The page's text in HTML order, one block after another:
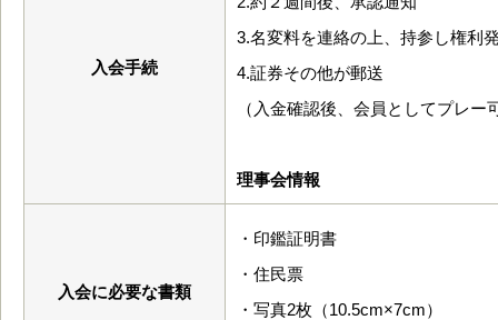
入会手続
3.名変料を連絡の上、持参し権利
4.証券その他が郵送
（入金確認後、会員としてプレー
理事会情報
入会に必要な書類
・印鑑証明書
・住民票
・写真2枚（10.5cm×7cm）